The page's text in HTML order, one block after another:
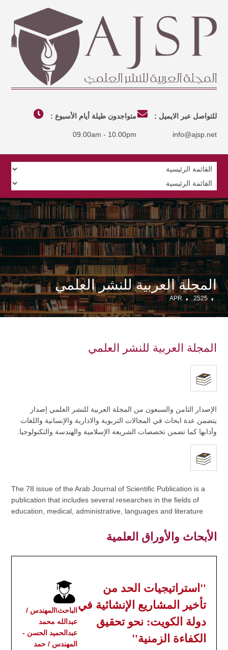
للتواصل عبر الايميل :
info@ajsp.net
متواجدون طيلة أيام الأسبوع :
09.00am - 10.00pm
المجلة العربية للنشر العلمي
2525
APR
02
المجلة العربية للنشر العلمي
الإصدار الثامن والسبعون من المجلة العربية للنشر العلمي إصدار
يتضمن عدة ابحاث في المجالات التربوية والادارية والإنسانية واللغات
وآدابها كما تضمن تخصصات الشريعة الإسلامية والهندسة والتكنولوجيا.
The 78 issue of the Arab Journal of Scientific Publication is a
publication that includes several researches in the fields of
education, medical, administrative, languages and literature
الأبحاث والأوراق العلمية
الباحث\المهندس /
عبدالله محمد
عبدالحميد الحسن -
المهندس / حمد
"استراتيجيات الحد من
تأخير المشاريع الإنشائية في
دولة الكويت: نحو تحقيق
الكفاءة الزمنية"